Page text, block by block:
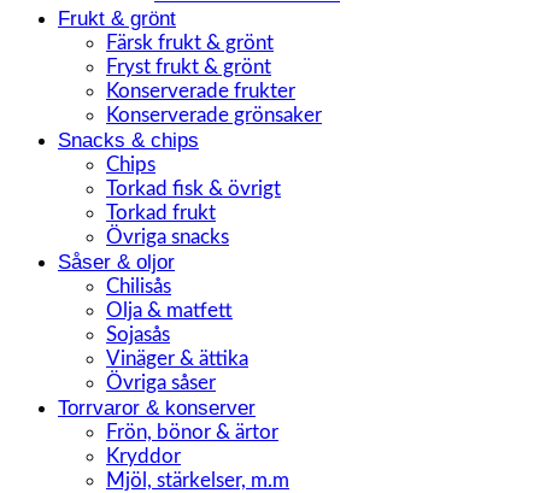
Frukt & grönt
Färsk frukt & grönt
Fryst frukt & grönt
Konserverade frukter
Konserverade grönsaker
Snacks & chips
Chips
Torkad fisk & övrigt
Torkad frukt
Övriga snacks
Såser & oljor
Chilisås
Olja & matfett
Sojasås
Vinäger & ättika
Övriga såser
Torrvaror & konserver
Frön, bönor & ärtor
Kryddor
Mjöl, stärkelser, m.m